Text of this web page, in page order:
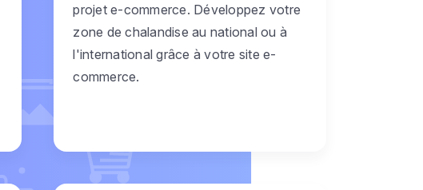
projet e-commerce. Développez votre
zone de chalandise au national ou à
l'international grâce à votre site e-
commerce.